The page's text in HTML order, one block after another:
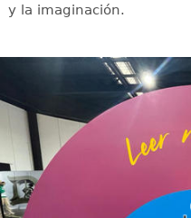
y la imaginación.